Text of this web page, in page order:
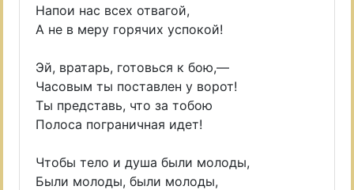
Напои нас всех отвагой,
А не в меру горячих успокой!
Эй, вратарь, готовься к бою,—
Часовым ты поставлен у ворот!
Ты представь, что за тобою
Полоса пограничная идет!
Чтобы тело и душа были молоды,
Были молоды, были молоды,